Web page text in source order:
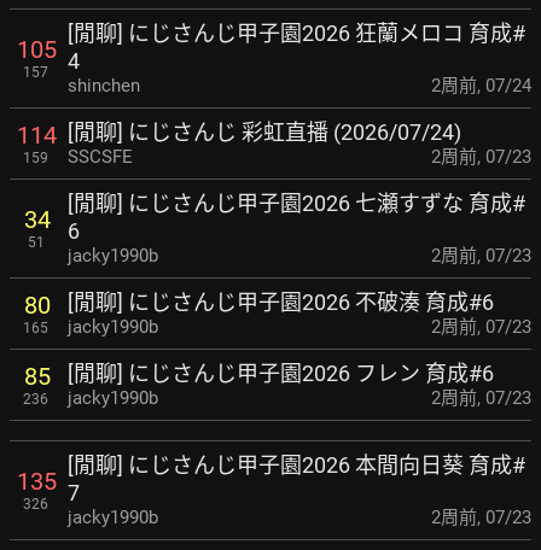
105
157
[閒聊] にじさんじ甲子園2026 狂蘭メロコ 育成#
4
shinchen 2周前, 07/24
114
159
[閒聊] にじさんじ 彩虹直播 (2026/07/24)
SSCSFE 2周前, 07/23
34
51
[閒聊] にじさんじ甲子園2026 七瀬すずな 育成#
6
jacky1990b 2周前, 07/23
80
165
[閒聊] にじさんじ甲子園2026 不破湊 育成#6
jacky1990b 2周前, 07/23
85
236
[閒聊] にじさんじ甲子園2026 フレン 育成#6
jacky1990b 2周前, 07/23
135
326
[閒聊] にじさんじ甲子園2026 本間向日葵 育成#
7
jacky1990b 2周前, 07/23